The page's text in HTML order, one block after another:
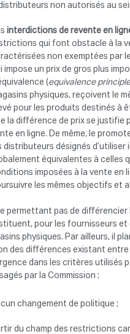
non autorisés au
interdictions de revente en
qui font obstacle à la
non exemptées par
impose un prix de gros plus
(equivalence
physiques, reçoivent le
pour les produits destinés à
la différence de prix se justifie
en ligne. De même, le
distributeurs désignés
équivalentes à celles
imposées à la vente en
les mêmes objectifs et
permettant pas de
pour les fournisseurs et
physiques. Par ailleurs, il
des différences existant entre
dans les critères utilisés
par la Commission :
changement de politique ;
du champ des restrictions